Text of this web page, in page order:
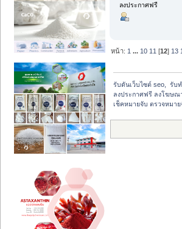
ลงประกาศฟรี
หน้า: 1 ... 10 11 [12] 13
รับดันเว็บไซต์ seo,  รับ
ลงประกาศฟรี ลงโฆษณ
เช็คหมายจับ ตรวจหมา